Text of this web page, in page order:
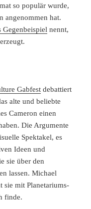
so populär wurde,
angenommen hat.
Gegenbeispiel nennt,
Gabfest debattiert
alte und beliebte
Cameron einen
Die Argumente
Spektakel, es
Ideen und
sie über den
lassen. Michael
sie mit Planetariums-
finde.